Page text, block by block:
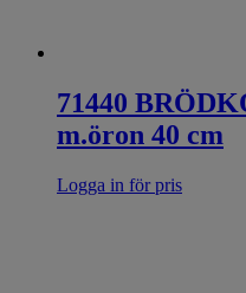
71440
m.öron 40 cm
Logga in för pris